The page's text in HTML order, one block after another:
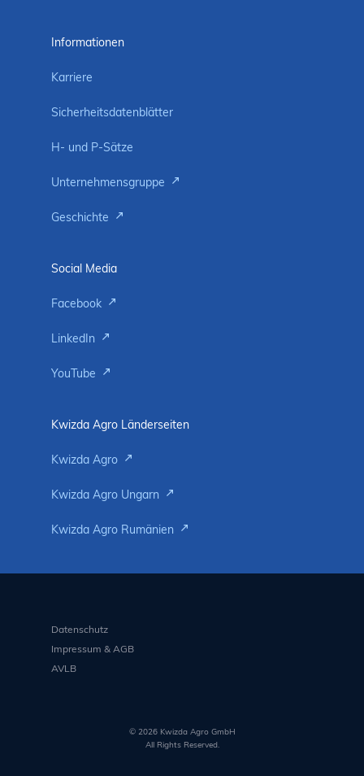
Informationen
Karriere
Sicherheitsdatenblätter
H- und P-Sätze
Unternehmensgruppe
Geschichte
Social Media
Facebook
LinkedIn
YouTube
Kwizda Agro Länderseiten
Kwizda Agro
Kwizda Agro Ungarn
Kwizda Agro Rumänien
Datenschutz
Impressum & AGB
AVLB
© 2026 Kwizda Agro GmbH
All Rights Reserved.